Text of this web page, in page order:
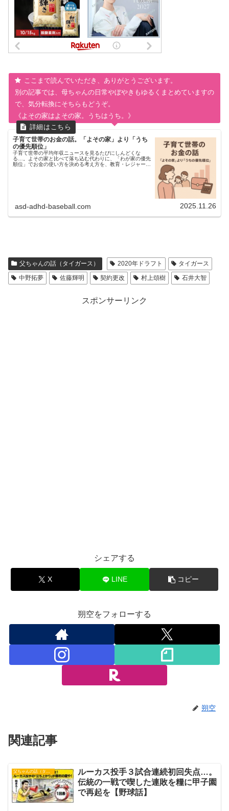
ここまで読んでいただき、ありがとうございます。
別の記事では、母ちゃんの日常やぼやきもゆるくまとめていますの
で、気分転換にそちらもどうぞ。
《よその家はよその家。うちはうち。》
子育て世帯のお金の話。「よその家」より「うち
の優先順位」
子育て世帯の平均年収ニュースを見るたびにしんどくな
る…。よその家と比べて落ち込む代わりに、「わが家の優先
順位」でお金の使い方を決める考え方を、教育・レジャー・
asd-adhd-baseball.com 2025.11.26
父ちゃんの話（タイガース） 2020年ドラフト
タイガース
中野拓夢
佐藤輝明 契約更改 村上頌樹 石井大智
スポンサーリンク
シェアする
X LINE コピー
朔空をフォローする
朔空
関連記事
父ちゃんの話（タイガース）
ルーカス投手３試合連続初回失点…。
伝統の一戦で喫した連敗を糧に甲子園
で再起を【野球話】